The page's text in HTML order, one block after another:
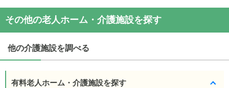
陽だまりの樹 ななかまどの交通アクセス
・住所：北海道苫小牧市元中野町2丁目3番3号
・最寄り駅：苫小牧駅1.8km青葉駅4.1km
その他の老人ホーム・介護施設を探す
他の介護施設を調べる
有料老人ホーム・介護施設を探す